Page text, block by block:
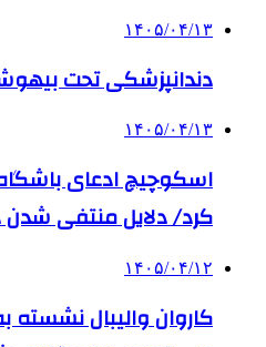
۱۴۰۵/۰۴/۱۳
دندانپزشکی تحت
۱۴۰۵/۰۴/۱۳
اسکوچیچ ادعای
کرد/ دلایل منتفی
۱۴۰۵/۰۴/۱۲
کاروان والیبال